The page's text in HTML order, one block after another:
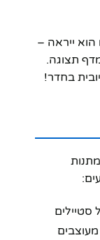
ייראה –
תצוגה.
בחדר!
סטיילים
מעוצבים